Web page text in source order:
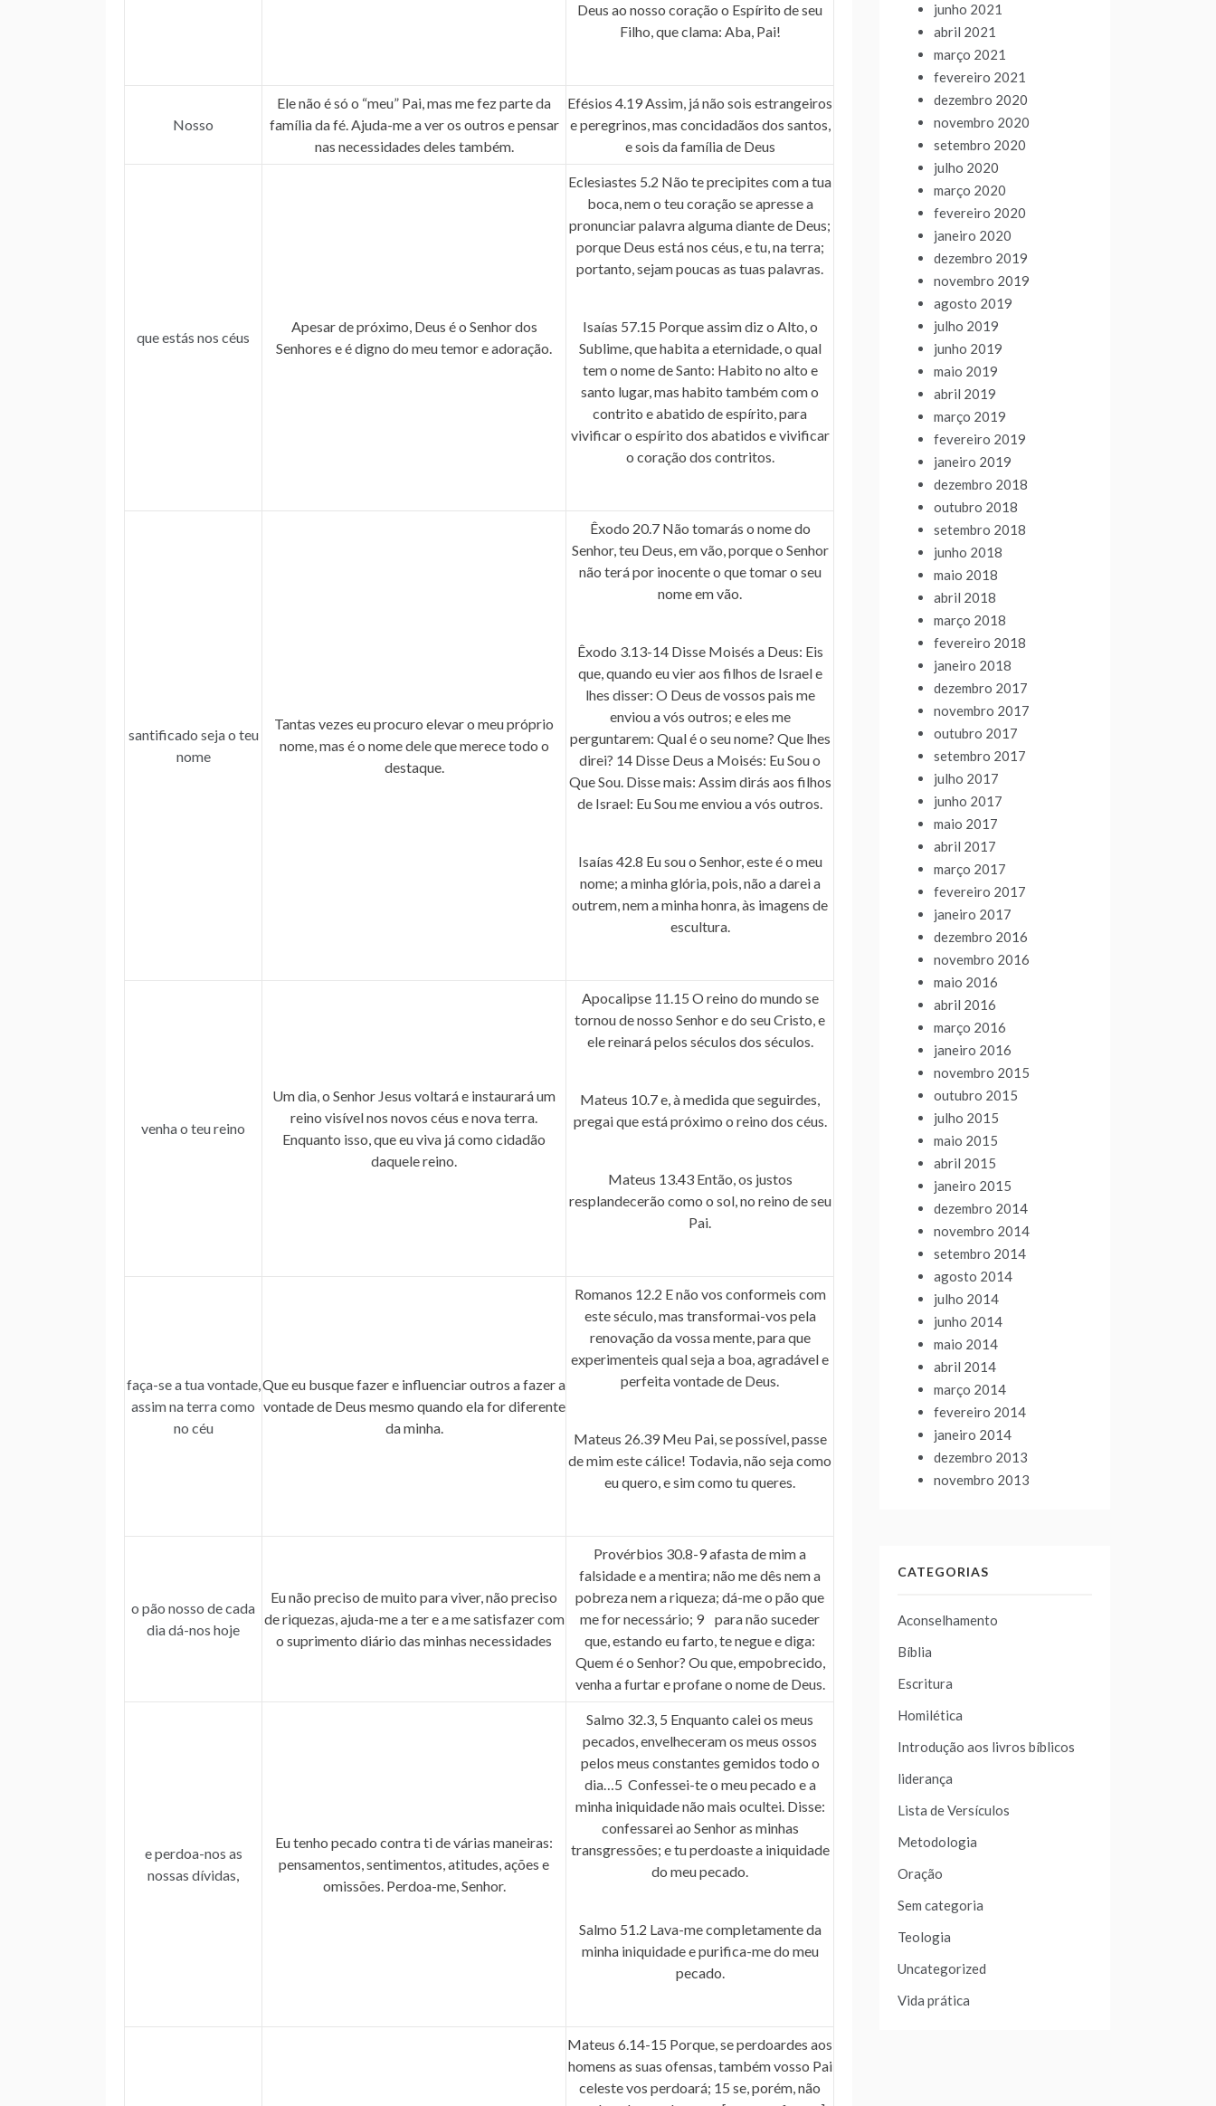
Deus ao nosso coração o Espírito de seu
Filho, que clama: Aba, Pai!
Nosso
Ele não é só o “meu” Pai, mas me fez parte da
família da fé. Ajuda-me a ver os outros e pensar
nas necessidades deles também.
Efésios 4.19Assim, já não sois estrangeiros
e peregrinos, mas concidadãos dos santos,
e sois da família de Deus
que estás nos céus
Apesar de próximo, Deus é o Senhor dos
Senhores e é digno do meu temor e adoração.
Eclesiastes 5.2 Não te precipites com a tua
boca, nem o teu coração se apresse a
pronunciar palavra alguma diante de Deus;
porque Deus está nos céus, e tu, na terra;
portanto, sejam poucas as tuas palavras.
Isaías 57.15 Porque assim diz o Alto, o
Sublime, que habita a eternidade, o qual
tem o nome de Santo: Habito no alto e
santo lugar, mas habito também com o
contrito e abatido de espírito, para
vivificar o espírito dos abatidos e vivificar
o coração dos contritos.
santificado seja o teu
nome
Tantas vezes eu procuro elevar o meu próprio
nome, mas é o nome dele que merece todo o
destaque.
Êxodo 20.7Não tomarás o nome do
Senhor, teu Deus, em vão, porque o Senhor
não terá por inocente o que tomar o seu
nome em vão.
Êxodo 3.13-14Disse Moisés a Deus: Eis
que, quando eu vier aos filhos de Israel e
lhes disser: O Deus de vossos pais me
enviou a vós outros; e eles me
perguntarem: Qual é o seu nome? Que lhes
direi? 14 Disse Deus a Moisés: Eu Sou o
Que Sou. Disse mais: Assim dirás aos filhos
de Israel: Eu Sou me enviou a vós outros.
Isaías 42.8 Eu sou o Senhor, este é o meu
nome; a minha glória, pois, não a darei a
outrem, nem a minha honra, às imagens de
escultura.
venha o teu reino
Um dia, o Senhor Jesus voltará e instaurará um
reino visível nos novos céus e nova terra.
Enquanto isso, que eu viva já como cidadão
daquele reino.
Apocalipse 11.15 O reino do mundo se
tornou de nosso Senhor e do seu Cristo, e
ele reinará pelos séculos dos séculos.
Mateus 10.7e, à medida que seguirdes,
pregai que está próximo o reino dos céus.
Mateus 13.43Então, os justos
resplandecerão como o sol, no reino de seu
Pai.
faça-se a tua vontade,
assim na terra como
no céu
Que eu busque fazer e influenciar outros a fazer a
vontade de Deus mesmo quando ela for diferente
da minha.
Romanos 12.2 E não vos conformeis com
este século, mas transformai-vos pela
renovação da vossa mente, para que
experimenteis qual seja a boa, agradável e
perfeita vontade de Deus.
Mateus 26.39Meu Pai, se possível, passe
de mim este cálice! Todavia, não seja como
eu quero, e sim como tu queres.
o pão nosso de cada
dia dá-nos hoje
Eu não preciso de muito para viver, não preciso
de riquezas, ajuda-me a ter e a me satisfazer com
o suprimento diário das minhas necessidades
Provérbios 30.8-9afasta de mim a
falsidade e a mentira; não me dês nem a
pobreza nem a riqueza; dá-me o pão que
me for necessário; 9 para não suceder
que, estando eu farto, te negue e diga:
Quem é o Senhor? Ou que, empobrecido,
venha a furtar e profane o nome de Deus.
e perdoa-nos as
nossas dívidas,
Eu tenho pecado contra ti de várias maneiras:
pensamentos, sentimentos, atitudes, ações e
omissões. Perdoa-me, Senhor.
Salmo 32.3, 5 Enquanto calei os meus
pecados, envelheceram os meus ossos
pelos meus constantes gemidos todo o
dia…5 Confessei-te o meu pecado e a
minha iniquidade não mais ocultei. Disse:
confessarei ao Senhor as minhas
transgressões; e tu perdoaste a iniquidade
do meu pecado.
Salmo 51.2 Lava-me completamente da
minha iniquidade e purifica-me do meu
pecado.
Mateus 6.14-15 Porque, se perdoardes aos
homens as suas ofensas, também vosso Pai
celeste vos perdoará; 15 se, porém, não
junho 2021
abril 2021
março 2021
fevereiro 2021
dezembro 2020
novembro 2020
setembro 2020
julho 2020
março 2020
fevereiro 2020
janeiro 2020
dezembro 2019
novembro 2019
agosto 2019
julho 2019
junho 2019
maio 2019
abril 2019
março 2019
fevereiro 2019
janeiro 2019
dezembro 2018
outubro 2018
setembro 2018
junho 2018
maio 2018
abril 2018
março 2018
fevereiro 2018
janeiro 2018
dezembro 2017
novembro 2017
outubro 2017
setembro 2017
julho 2017
junho 2017
maio 2017
abril 2017
março 2017
fevereiro 2017
janeiro 2017
dezembro 2016
novembro 2016
maio 2016
abril 2016
março 2016
janeiro 2016
novembro 2015
outubro 2015
julho 2015
maio 2015
abril 2015
janeiro 2015
dezembro 2014
novembro 2014
setembro 2014
agosto 2014
julho 2014
junho 2014
maio 2014
abril 2014
março 2014
fevereiro 2014
janeiro 2014
dezembro 2013
novembro 2013
CATEGORIAS
Aconselhamento
Bíblia
Escritura
Homilética
Introdução aos livros bíblicos
liderança
Lista de Versículos
Metodologia
Oração
Sem categoria
Teologia
Uncategorized
Vida prática